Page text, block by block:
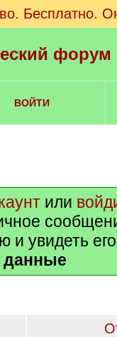
Бесплатно.
ВОЙТИ
или
и увидеть
данные